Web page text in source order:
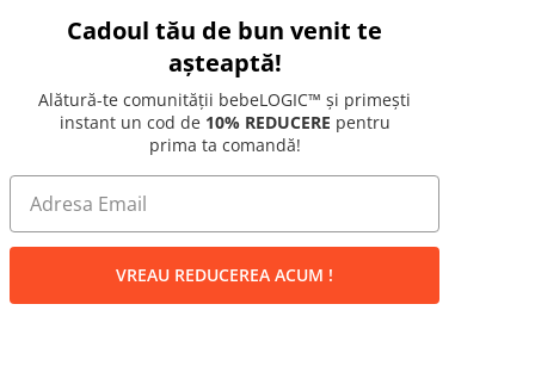
Cadoul tău de bun venit te
așteaptă!
Alătură-te comunității bebeLOGIC™ și primești
instant un cod de 10% REDUCERE pentru
prima ta comandă!
VREAU REDUCEREA ACUM !